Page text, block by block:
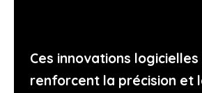
Ces innovations logicielles
renforcent la précision et